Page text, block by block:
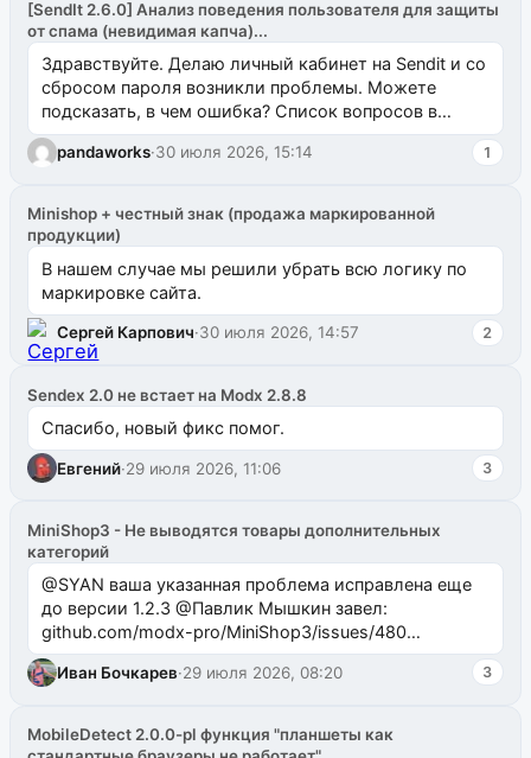
[SendIt 2.6.0] Анализ поведения пользователя для защиты
от спама (невидимая капча)...
Здравствуйте. Делаю личный кабинет на Sendit и со
сбросом пароля возникли проблемы. Можете
подсказать, в чем ошибка? Список вопросов в
одноименном разделе на modx.pro пока пуст, и,...
pandaworks·30 июля 2026, 15:14 1
Minishop + честный знак (продажа маркированной
продукции)
В нашем случае мы решили убрать всю логику по
маркировке сайта.
Сергей Карпович·30 июля 2026, 14:57 2
Sendex 2.0 не встает на Modx 2.8.8
Спасибо, новый фикс помог.
Евгений·29 июля 2026, 11:06 3
MiniShop3 - Не выводятся товары дополнительных
категорий
@SYAN ваша указанная проблема исправлена еще
до версии 1.2.3 @Павлик Мышкин завел:
github.com/modx-pro/MiniShop3/issues/480
github.com/modx-pro/MiniShop3/issues/481Исправим
в б...
Иван Бочкарев·29 июля 2026, 08:20 3
MobileDetect 2.0.0-pl функция "планшеты как